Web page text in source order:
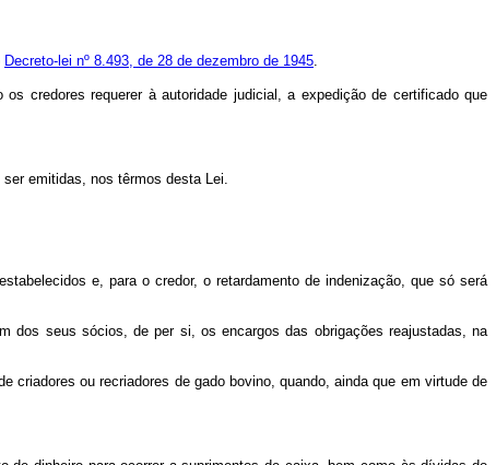
Decreto-lei nº 8.493, de 28 de dezembro de 1945.
credores requerer à autoridade judicial, a expedição de certificado que
emitidas, nos têrmos desta Lei.
e, para o credor, o retardamento de indenização, que só será
dos seus sócios, de per si, os encargos das obrigações reajustadas, na
ou recriadores de gado bovino, quando, ainda que em virtude de